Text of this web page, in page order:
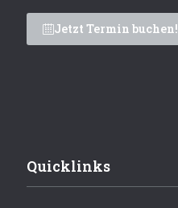
Jetzt Termin buchen!
Quicklinks